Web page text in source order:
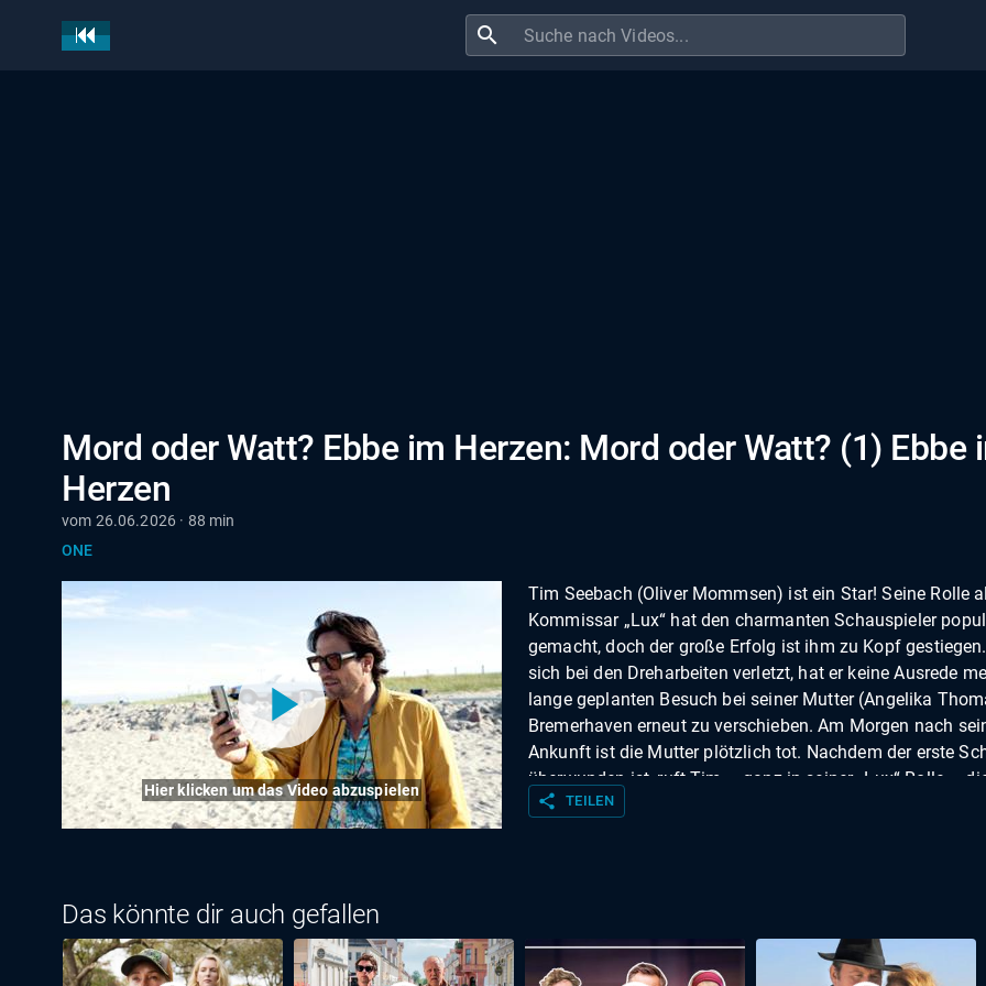
search
Mord oder Watt? Ebbe im Herzen: Mord oder Watt? (1) Ebbe
Herzen
vom 26.06.2026 · 88 min
ONE
Hier klicken um das Video abzuspielen
Tim Seebach (Oliver Mommsen) ist ein Star! Seine Rolle
Kommissar „Lux“ hat den charmanten Schauspieler
gemacht, doch der große Erfolg ist ihm zu Kopf
sich bei den Dreharbeiten verletzt, hat er keine Ausrede
lange geplanten Besuch bei seiner Mutter (Angelika
Bremerhaven erneut zu verschieben. Am Morgen nach
Ankunft ist die Mutter plötzlich tot. Nachdem der erste
überwunden ist, ruft Tim – ganz in seiner „Lux“-Rolle –
Polizei, denn er ist überzeugt, dass Mutter Hedi umgebracht
Ungebeten mischt er sich in Wiebkes Ermittlungen ein,
von einem eitlen Fernsehkommissar natürlich nichts
share TEILEN
Das könnte dir auch gefallen